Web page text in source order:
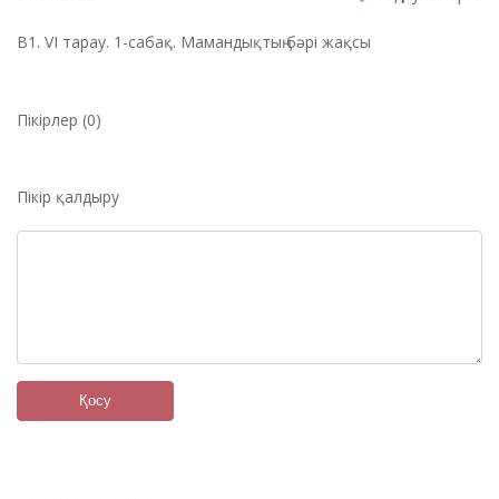
B1. VІ тарау. 1-сабақ. Мамандықтың бәрі жақсы
Пікірлер (0)
Пікір қалдыру
Қосу